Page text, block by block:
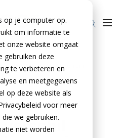
op je computer op.
om informatie te
onze website omgaat
gebruiken deze
te verbeteren en
en meetgegevens
op deze website als
voor meer
we gebruiken.
niet worden
maakt op ieder terrein